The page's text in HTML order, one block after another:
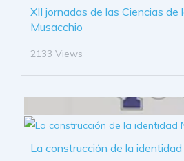
XII jornadas de las Ciencias de
Musacchio
2133 Views
La construcción de la